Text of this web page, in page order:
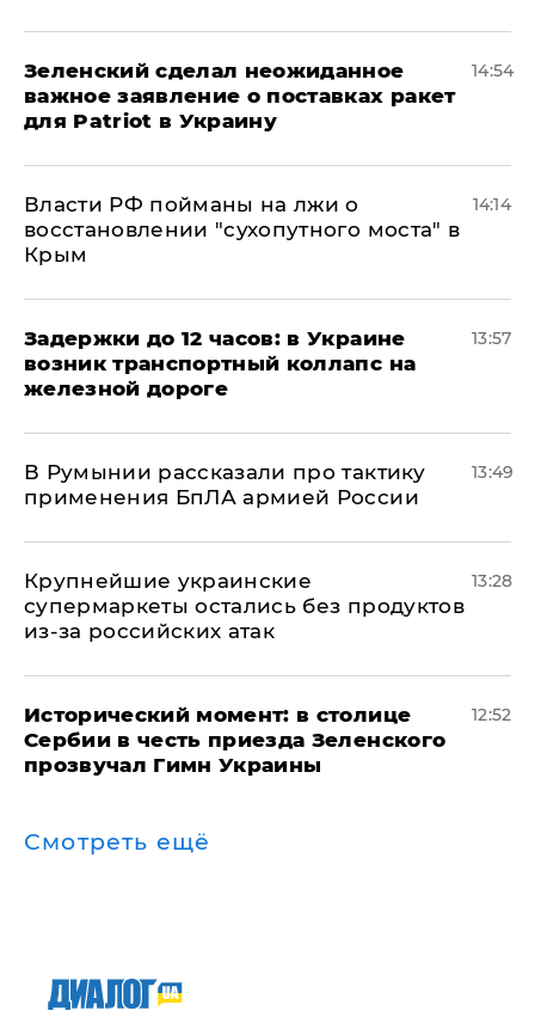
Зеленский сделал неожиданное
важное заявление о поставках ракет
для Patriot в Украину
14:54
Власти РФ пойманы на лжи о
восстановлении "сухопутного моста" в
Крым
14:14
Задержки до 12 часов: в Украине
возник транспортный коллапс на
железной дороге
13:57
В Румынии рассказали про тактику
применения БпЛА армией России
13:49
Крупнейшие украинские
супермаркеты остались без продуктов
из-за российских атак
13:28
Исторический момент: в столице
Сербии в честь приезда Зеленского
прозвучал Гимн Украины
12:52
Смотреть ещё